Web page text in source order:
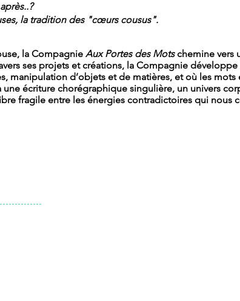
la tradition des "cœurs cousus".
la Compagnie Aux Portes des Motschemine vers
ses projets et créations, la Compagnie
manipulation d’objets et de matières, et où les mots
écriture chorégraphique singulière, un univers
fragile entre les énergies contradictoires qui nous